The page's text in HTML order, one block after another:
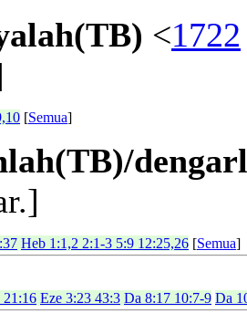
<1722
[Semua]
Heb 1:1,2 2:1-3 5:9 12:25,26 [Semua]
21:16 Eze 3:23 43:3 Da 8:17 10:7-9 Da